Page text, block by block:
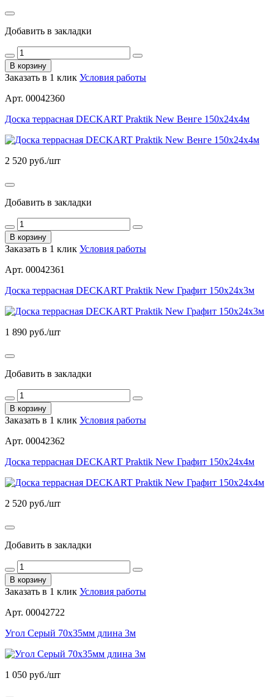
Добавить в закладки
В корзину
Заказать в 1 клик Условия работы
Арт. 00042360
Доска террасная DECKART Praktik New Венге 150х24х4м
2 520 руб./шт
Добавить в закладки
В корзину
Заказать в 1 клик Условия работы
Арт. 00042361
Доска террасная DECKART Praktik New Графит 150х24х3м
1 890 руб./шт
Добавить в закладки
В корзину
Заказать в 1 клик Условия работы
Арт. 00042362
Доска террасная DECKART Praktik New Графит 150х24х4м
2 520 руб./шт
Добавить в закладки
В корзину
Заказать в 1 клик Условия работы
Арт. 00042722
Угол Серый 70х35мм длина 3м
1 050 руб./шт